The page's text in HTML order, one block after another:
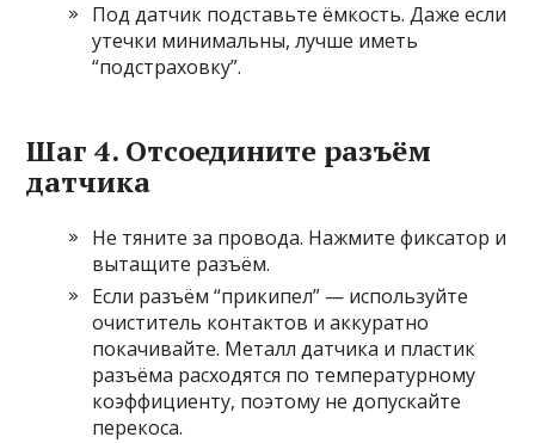
Под датчик подставьте ёмкость. Даже если
утечки минимальны, лучше иметь
“подстраховку”.
Шаг 4. Отсоедините разъём
датчика
Не тяните за провода. Нажмите фиксатор и
вытащите разъём.
Если разъём “прикипел” — используйте
очиститель контактов и аккуратно
покачивайте. Металл датчика и пластик
разъёма расходятся по температурному
коэффициенту, поэтому не допускайте
перекоса.